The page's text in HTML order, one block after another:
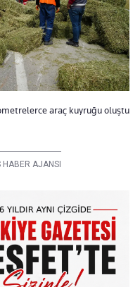
araç kuyruğu oluştu
HABER AJANSI